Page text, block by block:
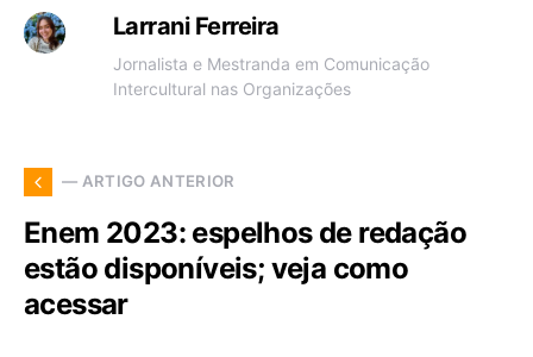
Larrani Ferreira
Jornalista e Mestranda em Comunicação
Intercultural nas Organizações
— ARTIGO ANTERIOR
Enem 2023: espelhos de redação
estão disponíveis; veja como
acessar